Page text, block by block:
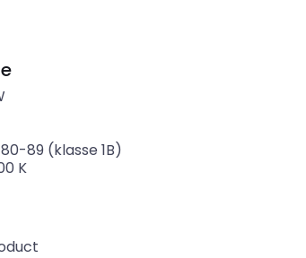
80-89 (klasse 1B)
K